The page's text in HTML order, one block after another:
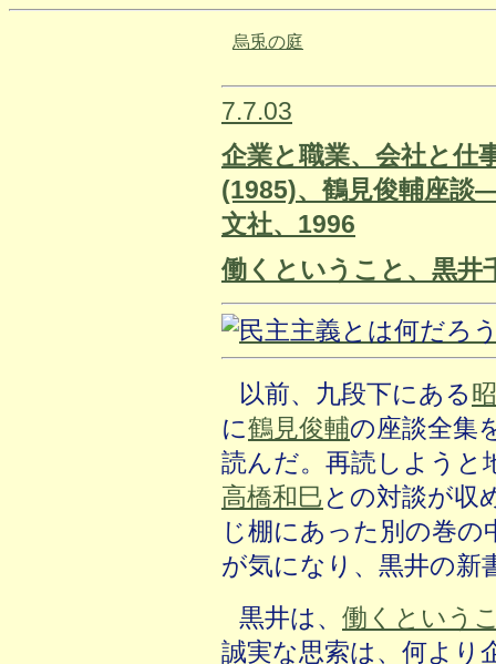
烏兎の庭
7.7.03
企業と職業、会社と仕
(1985)、鶴見俊輔座
文社、1996
働くということ、黒井
以前、九段下にある
に鶴見俊輔の座談全集
読んだ。再読しようと
高橋和巳との対談が収
じ棚にあった別の巻の
が気になり、黒井の新
黒井は、 働くという
誠実な思索は、何より